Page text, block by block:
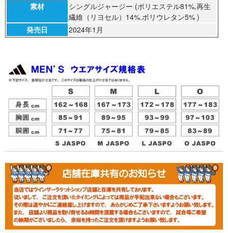
素材
シングルジャージー (ポリエステル81%,再生
繊維（リヨセル）14%.ポリウレタン5% )
発売日
2024年1月